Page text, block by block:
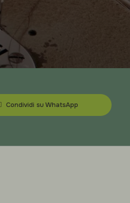
Condividi su WhatsApp